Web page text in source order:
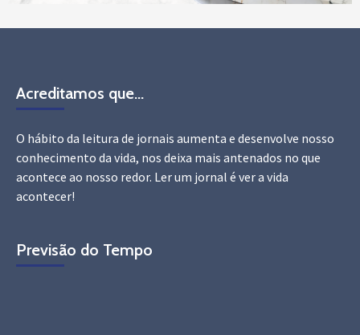
Acreditamos que…
O hábito da leitura de jornais aumenta e desenvolve nosso
conhecimento da vida, nos deixa mais antenados no que
acontece ao nosso redor. Ler um jornal é ver a vida
acontecer!
Previsão do Tempo